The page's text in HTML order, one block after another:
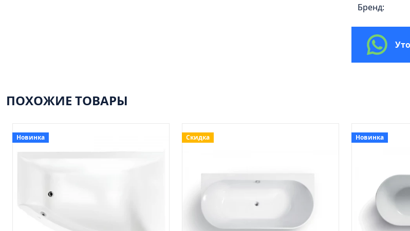
Бренд:
ПОХОЖИЕ ТОВАРЫ
Новинка Скидка Новинка